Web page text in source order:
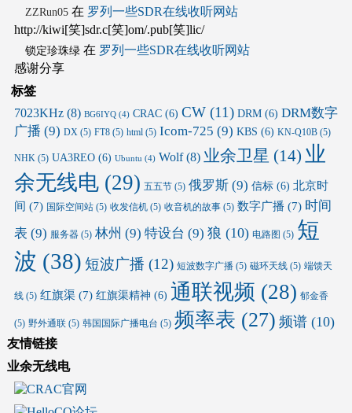
ZZRun05在 罗列一些SDR在线收听网站
http://kiwi[笑]sdr.c[笑]om/.pub[笑]lic/
锁定珍珠绿在 罗列一些SDR在线收听网站
感谢分享
标签
7023KHz(8) BG6IYQ(4) CRAC(6) CW(11) DRM(6) DRM数字
广播 (9) DX(5) FT8(5) html(5) Icom-725 (9) KBS (6) KN-Q10B(5)
NHK(5) UA3REO(6) Ubuntu (4) Wolf(8) 业余卫星 (14) 业
余无线电(29) 五五节(5) 俄罗斯(9) 信标(6) 北京时
间 (7) 国际空间站(5) 收发信机(5) 收音机的故事(5) 数字广播 (7) 时间
表 (9) 服务器(5) 林州 (9) 特设台 (9) 狼 (10) 电路图 (5) 短
波 (38) 短波广播 (12) 短波数字广播(5) 磁环天线(5) 端馈天
线(5) 红旗渠(7) 红旗渠精神 (6) 通联视频 (28) 郁金香
(5) 野外通联(5) 韩国国际广播电台 (5) 频率表 (27) 频谱(10)
友情链接
业余无线电